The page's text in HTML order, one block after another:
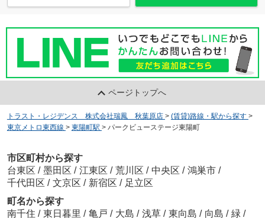
ページトップへ
トラスト・レジデンス 株式会社瑞鳳 秋葉原店 > (賃貸)路線・駅から探す >
東京メトロ東西線 > 東陽町駅 > パークビューステージ東陽町
市区町村から探す
台東区 / 墨田区 / 江東区 / 荒川区 / 中央区 / 鴻巣市 /
千代田区 / 文京区 / 新宿区 / 足立区
町名から探す
南千住 / 東日暮里 / 亀戸 / 大島 / 浅草 / 東向島 / 向島 / 緑 /